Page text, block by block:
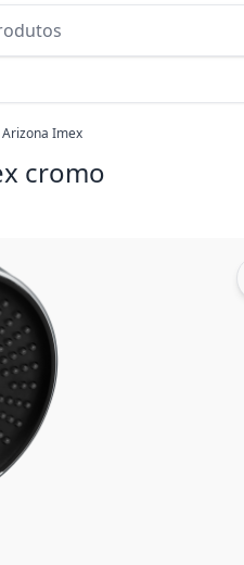
no header
Imex
cromo